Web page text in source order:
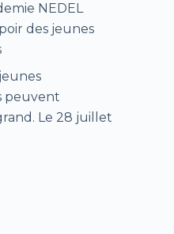
NEDEL
des jeunes
peuvent
Le 28 juillet